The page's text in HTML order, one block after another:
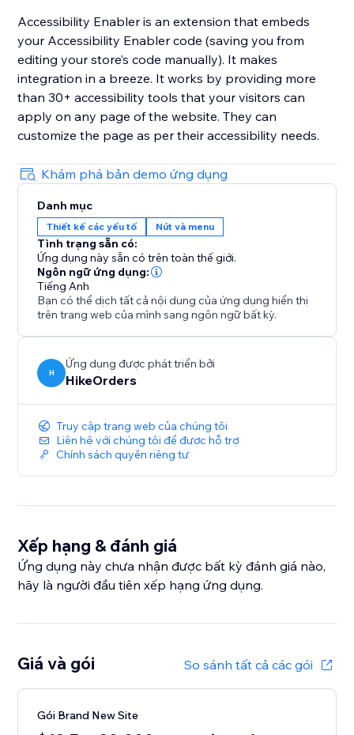
Accessibility Enabler is an extension that embeds
your Accessibility Enabler code (saving you from
editing your store’s code manually). It makes
integration in a breeze. It works by providing more
than 30+ accessibility tools that your visitors can
apply on any page of the website. They can
customize the page as per their accessibility needs.
Khám phá bản demo ứng dụng
Danh mục
Thiết kế các yếu tố Nút và menu
Tình trạng sẵn có:
Ứng dụng này sẵn có trên toàn thế giới.
Ngôn ngữ ứng dụng:
Tiếng Anh
Bạn có thể dịch tất cả nội dung của ứng dụng hiển thị
trên trang web của mình sang ngôn ngữ bất kỳ.
H
Ứng dụng được phát triển bởi
HikeOrders
Truy cập trang web của chúng tôi
Liên hệ với chúng tôi để được hỗ trợ
Chính sách quyền riêng tư
Xếp hạng & đánh giá
Ứng dụng này chưa nhận được bất kỳ đánh giá nào,
hãy là người đầu tiên xếp hạng ứng dụng.
Giá và gói So sánh tất cả các gói
Gói Brand New Site